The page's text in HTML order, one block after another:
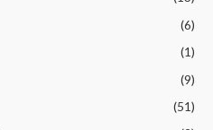
(6)
(1)
(9)
(51)